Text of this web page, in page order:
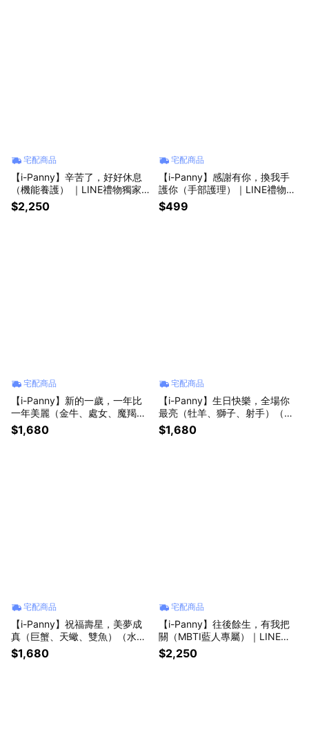
宅配商品
【i-Panny】辛苦了，好好休息
（機能養護） ｜LINE禮物獨家
｜
$2,250
宅配商品
【i-Panny】感謝有你，換我手
護你（手部護理）｜LINE禮物獨
家｜
$499
宅配商品
【i-Panny】新的一歲，一年比
一年美麗（金牛、處女、魔羯）
（土象生日）｜LINE禮物獨家｜
$1,680
宅配商品
【i-Panny】生日快樂，全場你
最亮（牡羊、獅子、射手）（火
象生日）｜LINE禮物獨家｜
$1,680
宅配商品
【i-Panny】祝福壽星，美夢成
真（巨蟹、天蠍、雙魚）（水象
生日）｜LINE禮物獨家｜
$1,680
宅配商品
【i-Panny】往後餘生，有我把
關（MBTI藍人專屬）｜LINE禮
物獨家｜
$2,250